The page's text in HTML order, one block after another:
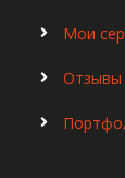
Мои
Отзывы